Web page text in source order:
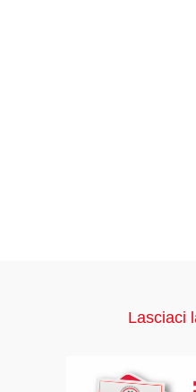
Lasciaci